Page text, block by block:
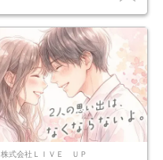
株式会社ＬＩＶＥ ＵＰ